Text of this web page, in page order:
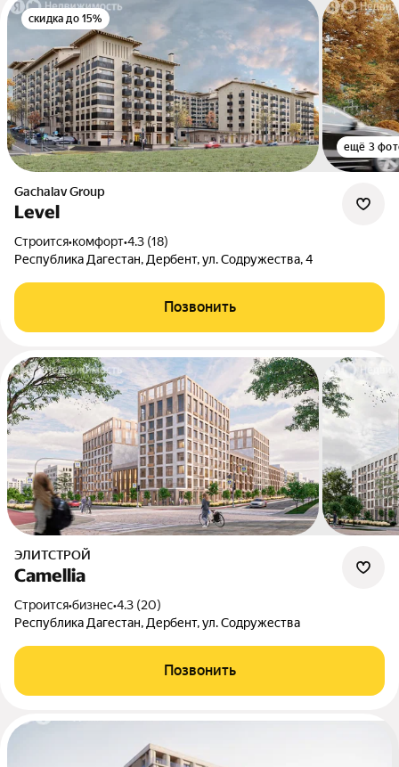
скидка до 15%
ещё 3
Gachalav Group
Level
Строится•комфорт•4.3 (18)
Республика Дагестан, Дербент, ул. Содружества, 4
Позвонить
ЭЛИТСТРОЙ
Camellia
Строится•бизнес•4.3 (20)
Республика Дагестан, Дербент, ул. Содружества
Позвонить